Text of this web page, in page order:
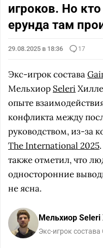
игроков. Но кто
ерунда там
29.08.2025 в 18:36 17
Экс-игрок состава
Мельхиор Seleri
опыте
конфликта между
руководством, из-за
The International 2025
также отметил, что
односторонние
не ясна.
Мельхиор
Экс-игрок